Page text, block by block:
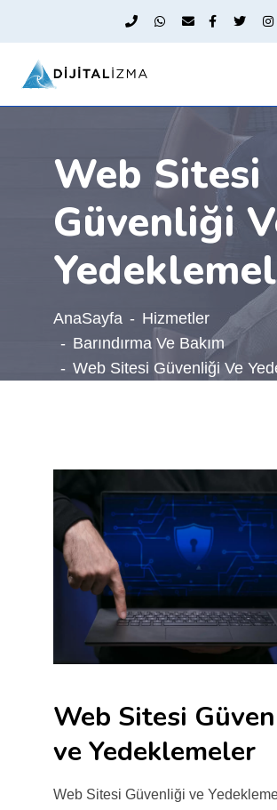
Web Sitesi
Güvenliği
AnaSayfa
Hizmetler
Barındırma Ve Bakım
Web Sitesi Güvenliği Ve
Web Sitesi
ve Yedeklemeler
Web Sitesi Güvenliği ve